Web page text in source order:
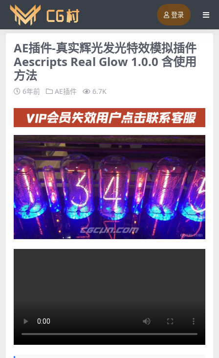
登录
AE插件-真实辉光发光特效模拟插件
Aescripts Real Glow 1.0.0 含使用
方法
6年前 AE插件 6.7K